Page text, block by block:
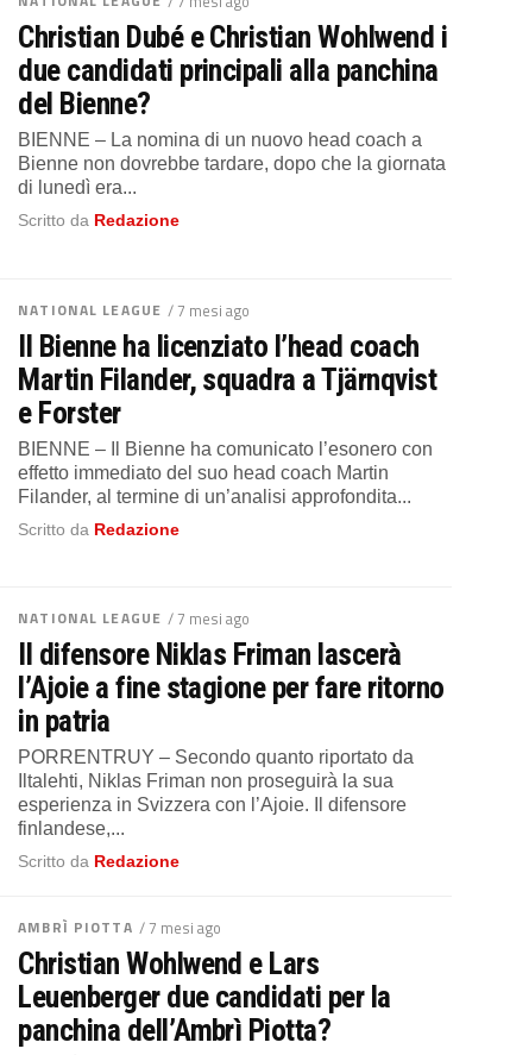
Christian Dubé e Christian Wohlwend i
due candidati principali alla panchina
del Bienne?
BIENNE – La nomina di un nuovo head coach a
Bienne non dovrebbe tardare, dopo che la giornata
di lunedì era...
Scritto da Redazione
NATIONAL LEAGUE / 7 mesi ago
Il Bienne ha licenziato l’head coach
Martin Filander, squadra a Tjärnqvist
e Forster
BIENNE – Il Bienne ha comunicato l’esonero con
effetto immediato del suo head coach Martin
Filander, al termine di un’analisi approfondita...
Scritto da Redazione
NATIONAL LEAGUE / 7 mesi ago
Il difensore Niklas Friman lascerà
l’Ajoie a fine stagione per fare ritorno
in patria
PORRENTRUY – Secondo quanto riportato da
Iltalehti, Niklas Friman non proseguirà la sua
esperienza in Svizzera con l’Ajoie. Il difensore
finlandese,...
Scritto da Redazione
AMBRÌ PIOTTA / 7 mesi ago
Christian Wohlwend e Lars
Leuenberger due candidati per la
panchina dell’Ambrì Piotta?